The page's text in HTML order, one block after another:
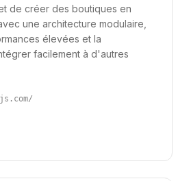
de créer des boutiques en
une architecture modulaire,
élevées et la
facilement à d'autres